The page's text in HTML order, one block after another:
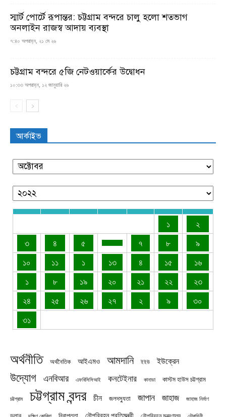
স্মার্ট পোর্টে রূপান্তর: চট্টগ্রাম বন্দরে চালু হলো শতভাগ
অনলাইন রাজস্ব আদায় ব্যবস্থা
৭:৪০ অপরাহ্ন, ২১ মে ২৬
চট্টগ্রাম বন্দরে ৫জি নেটওয়ার্কের উদ্বোধন
১০:৩৩ অপরাহ্ন, ১২ জানুয়ারি ২৬
আর্কাইভ
১
২
৩
৪ ৫ ৭ ৮
৯
১০
১১ ১ ১৩ ৪ ১৫
১৬
১
৮ ১৯ ২০ ২১ ২২
২৩
২৪
২৫ ২৬ ২৭ ২ ৯
৩০
৩১
অর্থনীতি অর্থনৈতিক আইএমও আমদানি ইইউ ইউক্রেন
উদ্যোগ এনবিআর এফবিসিসিআই কনটেইনার কানাডা কাস্টম হাউস চট্টগ্রাম
চট্টগ্রাম চট্টগ্রাম বন্দর চীন জলদস্যুতা জাপান জাহাজ জাহাজ নির্মাণ